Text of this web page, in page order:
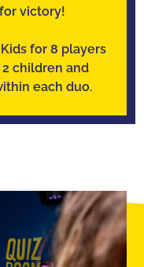
victory!
for 8 players
children and
each duo.